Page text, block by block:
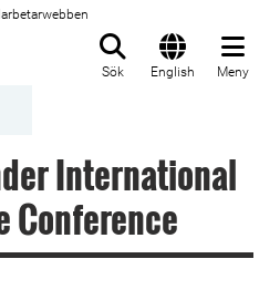
Sök English Meny
International
Conference